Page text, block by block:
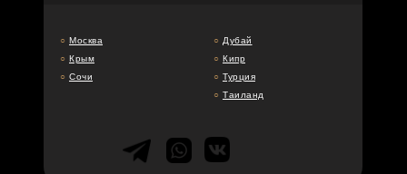
○ Москва
○ Крым
○ Сочи
○ Дубай
○ Кипр
○ Турция
○ Таиланд